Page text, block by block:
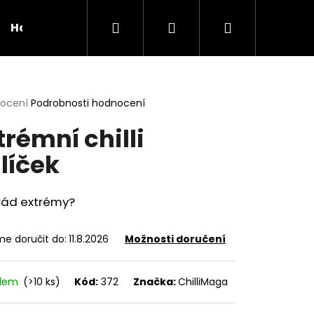
Hodnocení obchodu Nejčastější dotazy
Hledat PřihlášeníNákupní
Podrobnosti hodnocení
chilli
extrémy?
doručit do: 11.8.2026 Možnosti doručení
(>10 ks) Kód: 372 Značka:ChilliMaga